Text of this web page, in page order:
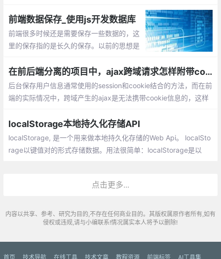
方法：cookie、session、url重写、隐藏inp
ut、ip地址。
前端数据保存_使用js开发数据库
前端很多时候还是需要保存一些数据的，这
里的保存指的是长久的保存。以前的思想是
ookie中，将其他数据保存在服务器上。想要
一种能够长久的保存在本地的数据，类似数
据库或者类似web sql。
在前后端分离的项目中，ajax跨域请求怎样附带cookie
后台保存用户信息通常使用的session和cookie结合的方法，而在前
端的实际情况中，跨域产生的ajax是无法携带cookie信息的，这样
决这样一个问题呢
localStorage本地持久化存储API
localStorage, 是一个用来做本地持久化存储的Web Api。 localSto
rage以键值对的形式存储数据。用法很简单：localStorage是以
点击更多...
内容以共享、参考、研究为目的,不存在任何商业目的。其版权属原作者所有,如有
侵权或违规,请与小编联系!情况属实本人将予以删除!
首页 技术导航 在线工具 技术文章 教程资源 前端标签 AI工具集